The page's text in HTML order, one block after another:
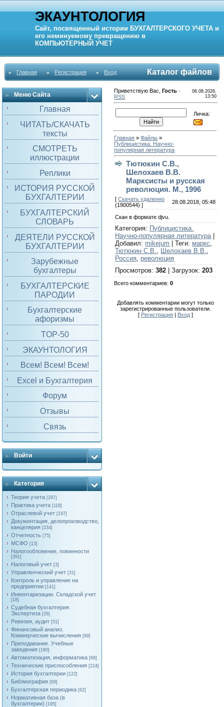
ЭКАУНТОЛОГИЯ
Сайт, посвященный истории БУХГАЛТЕРСКОГО УЧЕТА и
его неминуемому превращению в
КОМПЬЮТЕРНЫЙ УЧЕТ
Главная Регистрация Вход Каталог файлов
Меню Сайта
Главная
ЧИТАТЬ/СКАЧАТЬ
тексты
СМОТРЕТЬ
иллюстрации
Реплики
ИСТОРИЯ РУССКОЙ
БУХГАЛТЕРИИ
БУХГАЛТЕРСКИЙ
СЛОВАРЬ
ДЕЯТЕЛИ РУССКОЙ
БУХГАЛТЕРИИ
Зарубежные
бухгалтеры
БУХГАЛТЕРСКИЕ
ПАРОДИИ
Бухгалтерские
афоризмы
TOP-50
ЭКАУНТОЛОГИЯ
Всем! Всем! Всем!
Excel и Бухгалтерия
Форум
Отзывы
Связь
Войти
Категория
Теория учета [297]
Практика учета [118]
Отраслевой учет [197]
Документация, делопроизводство,
канцелярия [234]
Отчетность [75]
МСФО [13]
Налогообложение, повинности
[391]
Налоговый учет [3]
Управленческий учет [31]
Контроль и управление на
предприятии [141]
Инвентаризации. Складской учет
[18]
Судебная бухгалтерия.
Экспертиза [26]
Ревизия, аудит [51]
Финансовый анализ.
Коммерческие вычисления [69]
Преподавание. Учебные
заведения [180]
Автоматизация, информатика [68]
Технические приспособления [224]
История бухгалтерии [122]
Библиография [69]
Бухгалтерская периодика [62]
Нормативная база (в
бухгалтерии) [195]
Приветствую Вас ,Гость ·
RSS
06.08.2026,
13:50
Личка:
Главная »Файлы »
Публицистика. Научно-
популярная литература
Тютюкин С.В.,
Шелохаев В.В.
Марксисты и русская
революция. М., 1996
[Скачать удаленно
(1900544) ]
28.08.2018, 05:48
Скан в формате djvu.
Категория: Публицистика.
Научно-популярная литература|
Добавил: mikejum |Теги: маркс,
Тютюкин С.В., Шелохаев В.В.,
Россия,революция
Просмотров:382 |Загрузок:203
Всего комментариев:0
Добавлять комментарии могут только
зарегистрированные пользователи.
[ Регистрация| Вход]